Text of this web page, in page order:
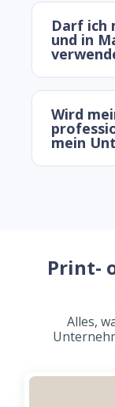
Darf ich
und in
Wird
mein
Print-
Alles,